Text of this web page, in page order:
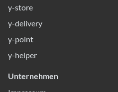
y-store
y-delivery
y-point
y-helper
Unternehmen